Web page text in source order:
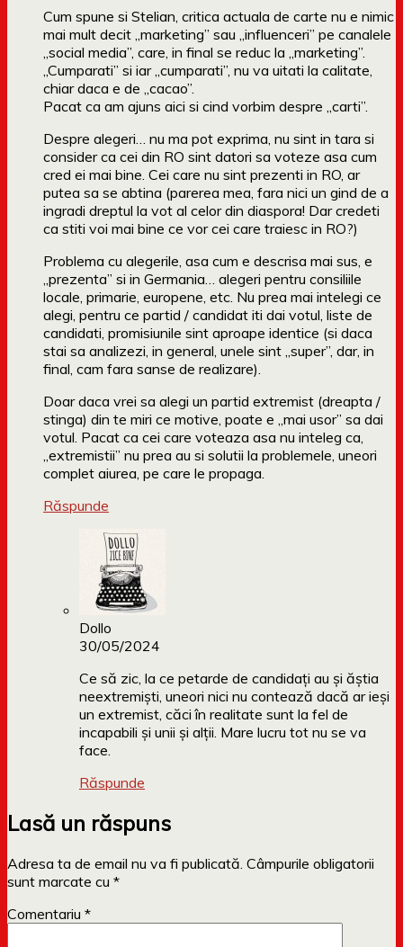
Cum spune si Stelian, critica actuala de carte nu e nimic
mai mult decit „marketing” sau „influenceri” pe canalele
„social media”, care, in final se reduc la „marketing”.
„Cumparati” si iar „cumparati”, nu va uitati la calitate,
chiar daca e de „cacao”.
Pacat ca am ajuns aici si cind vorbim despre „carti”.
Despre alegeri… nu ma pot exprima, nu sint in tara si
consider ca cei din RO sint datori sa voteze asa cum
cred ei mai bine. Cei care nu sint prezenti in RO, ar
putea sa se abtina (parerea mea, fara nici un gind de a
ingradi dreptul la vot al celor din diaspora! Dar credeti
ca stiti voi mai bine ce vor cei care traiesc in RO?)
Problema cu alegerile, asa cum e descrisa mai sus, e
„prezenta” si in Germania… alegeri pentru consiliile
locale, primarie, europene, etc. Nu prea mai intelegi ce
alegi, pentru ce partid / candidat iti dai votul, liste de
candidati, promisiunile sint aproape identice (si daca
stai sa analizezi, in general, unele sint „super”, dar, in
final, cam fara sanse de realizare).
Doar daca vrei sa alegi un partid extremist (dreapta /
stinga) din te miri ce motive, poate e „mai usor” sa dai
votul. Pacat ca cei care voteaza asa nu inteleg ca,
„extremistii” nu prea au si solutii la problemele, uneori
complet aiurea, pe care le propaga.
Răspunde
Dollo
30/05/2024
Ce să zic, la ce petarde de candidați au și ăștia
neextremiști, uneori nici nu contează dacă ar ieși
un extremist, căci în realitate sunt la fel de
incapabili și unii și alții. Mare lucru tot nu se va
face.
Răspunde
Lasă un răspuns
Adresa ta de email nu va fi publicată. Câmpurile obligatorii
sunt marcate cu *
Comentariu *